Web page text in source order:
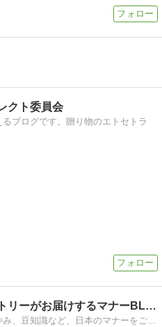
クト委員会
ブログです。贈り物のエトセトラ
ふくさ（袱紗）ファクトリーがお届けするマナーBLOG
お祝い、季節の行事、おくやみ、豆知識など、日本のマナーをご紹介します